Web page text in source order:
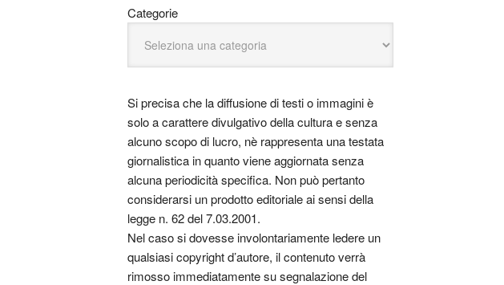
Categorie
Si precisa che la diffusione di testi o immagini è
solo a carattere divulgativo della cultura e senza
alcuno scopo di lucro, nè rappresenta una testata
giornalistica in quanto viene aggiornata senza
alcuna periodicità specifica. Non può pertanto
considerarsi un prodotto editoriale ai sensi della
legge n. 62 del 7.03.2001.
Nel caso si dovesse involontariamente ledere un
qualsiasi copyright d’autore, il contenuto verrà
rimosso immediatamente su segnalazione del